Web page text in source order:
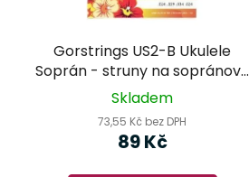
Gorstrings US2-B Ukulele
Soprán - struny na sopránové
ukulele
Skladem
73,55 Kč bez DPH
89 Kč